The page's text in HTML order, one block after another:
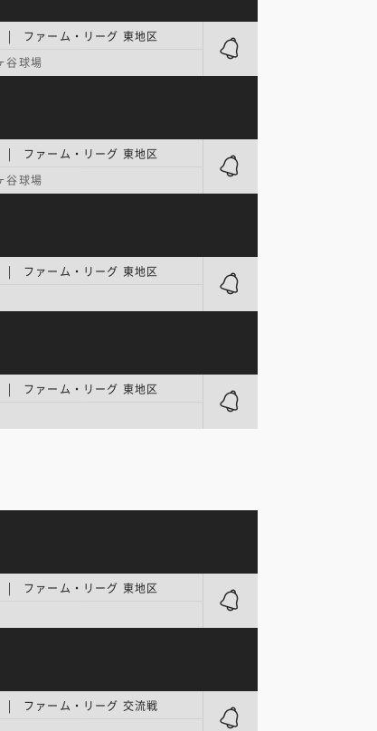
ファーム・リーグ 東地区
谷球場
ファーム・リーグ 東地区
谷球場
ファーム・リーグ 東地区
ファーム・リーグ 東地区
ファーム・リーグ 東地区
ファーム・リーグ 交流戦